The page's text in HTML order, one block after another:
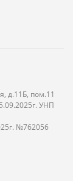
д.11Б, пом.11
УНП
№762056